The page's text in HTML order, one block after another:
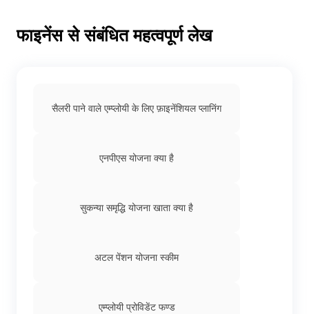
कार लोन के लिए सिबिल स्कोर की आवश्यकता
होम लोन के लिए जरूरी सिबिल स्कोर
क्रेडिट स्कोर कैसे देखें
फाइनेंस से संबंधित महत्वपूर्ण लेख
सैलरी पाने वाले एम्प्लोयी के लिए फ़ाइनेंशियल प्लानिंग
एनपीएस योजना क्या है
सुकन्या समृद्धि योजना खाता क्या है
अटल पेंशन योजना स्कीम
एम्प्लोयी प्रोविडेंट फण्ड